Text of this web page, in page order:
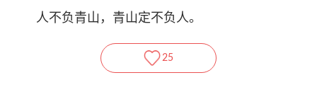
人不负青山，青山定不负人。
25